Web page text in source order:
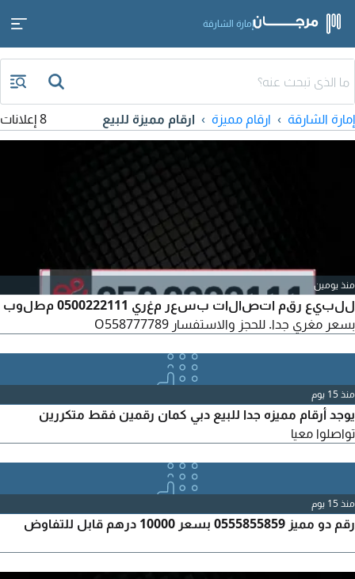
إمارة الشارقة
إمارة الشارقة ارقام مميزة ارقام مميزة للبيع 8 إعلانات
منذ يومين
للبيع رقم اتصالات بسعر مغري 0500222111 مطلوب
بسعر مغري جدا. للحجز والاستفسار O558777789
منذ 15 يوم
يوجد أرقام مميزه جدا للبيع دبي كمان رقمين فقط متكررين
تواصلوا معيا
منذ 15 يوم
رقم دو مميز 0555855859 بسعر 10000 درهم قابل للتفاوض